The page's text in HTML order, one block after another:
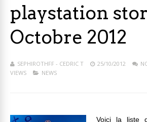
playstation
Octobre 2012
SEPHIROTHFF - CEDRIC T 25/10/2012
VIEWS
NEWS
Voici la liste